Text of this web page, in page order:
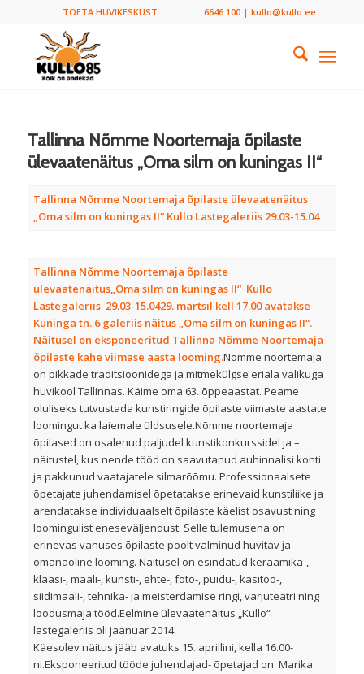
TOETA HUVIKESKUST 6646 100 | kullo@kullo.ee
Tallinna Nõmme Noortemaja õpilaste
ülevaatenäitus „Oma silm on kuningas II“
Tallinna Nõmme Noortemaja õpilaste ülevaatenäitus
„Oma silm on kuningas II“ Kullo Lastegaleriis 29.03-15.04
Tallinna Nõmme Noortemaja õpilaste
ülevaatenäitus„Oma silm on kuningas II“ Kullo
Lastegaleriis 29.03-15.0429. märtsil kell 17.00 avatakse
Kuninga tn. 6 galeriis näitus „Oma silm on kuningas II“.
Näitusel on eksponeeritud Tallinna Nõmme Noortemaja
õpilaste kahe viimase aasta looming.Nõmme noortemaja
on pikkade traditsioonidega ja mitmekülgse eriala valikuga
huvikool Tallinnas. Käime oma 63. õppeaastat. Peame
oluliseks tutvustada kunstiringide õpilaste viimaste aastate
loomingut ka laiemale üldsusele.Nõmme noortemaja
õpilased on osalenud paljudel kunstikonkurssidel ja –
näitustel, kus nende tööd on saavutanud auhinnalisi kohti
ja pakkunud vaatajatele silmarõõmu. Professionaalsete
õpetajate juhendamisel õpetatakse erinevaid kunstiliike ja
arendatakse individuaalselt õpilaste käelist osavust ning
loomingulist eneseväljendust. Selle tulemusena on
erinevas vanuses õpilaste poolt valminud huvitav ja
omanäoline looming. Näitusel on esindatud keraamika-,
klaasi-, maali-, kunsti-, ehte-, foto-, puidu-, käsitöö-,
siidimaali-, tehnika- ja meisterdamise ringi, varjuteatri ning
loodusmaja tööd.Eelmine ülevaatenäitus „Kullo“
lastegaleriis oli jaanuar 2014.
Käesolev näitus jääb avatuks 15. aprillini, kella 16.00-
ni.Eksponeeritud tööde juhendajad- õpetajad on: Marika